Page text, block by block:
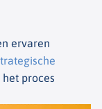
ervaren
proces